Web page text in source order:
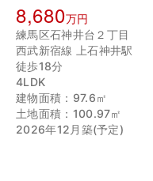
8,680万円
練馬区石神井台２丁目
西武新宿線 上石神井駅
徒歩18分
4LDK
建物面積：97.6㎡
土地面積：100.97㎡
2026年12月築(予定)